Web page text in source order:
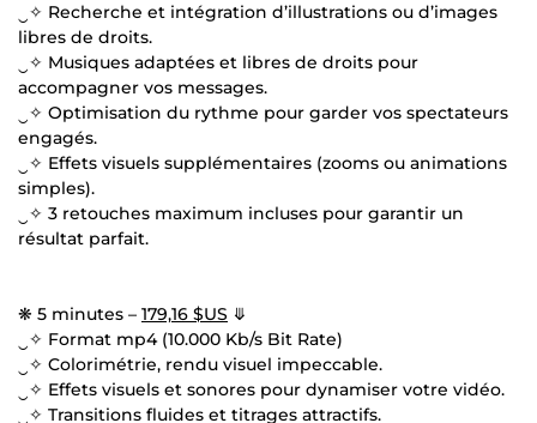
‿✧ Recherche et intégration d’illustrations ou d’images
libres de droits.
‿✧ Musiques adaptées et libres de droits pour
accompagner vos messages.
‿✧ Optimisation du rythme pour garder vos spectateurs
engagés.
‿✧ Effets visuels supplémentaires (zooms ou animations
simples).
‿✧ 3 retouches maximum incluses pour garantir un
résultat parfait.
❋ 5 minutes – 179,16 $US ⤋
‿✧ Format mp4 (10.000 Kb/s Bit Rate)
‿✧ Colorimétrie, rendu visuel impeccable.
‿✧ Effets visuels et sonores pour dynamiser votre vidéo.
‿✧ Transitions fluides et titrages attractifs.